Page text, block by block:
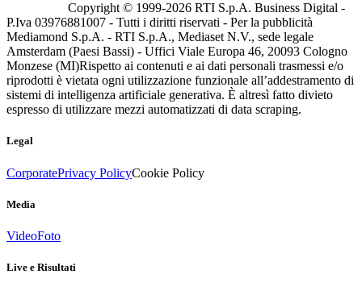
Copyright © 1999-2026 RTI S.p.A. Business Digital -
P.Iva 03976881007 - Tutti i diritti riservati - Per la pubblicità
Mediamond S.p.A. - RTI S.p.A., Mediaset N.V., sede legale
Amsterdam (Paesi Bassi) - Uffici Viale Europa 46, 20093 Cologno
Monzese (MI)Rispetto ai contenuti e ai dati personali trasmessi e/o
riprodotti è vietata ogni utilizzazione funzionale all’addestramento di
sistemi di intelligenza artificiale generativa. È altresì fatto divieto
espresso di utilizzare mezzi automatizzati di data scraping.
Legal
CorporatePrivacy PolicyCookie Policy
Media
VideoFoto
Live e Risultati